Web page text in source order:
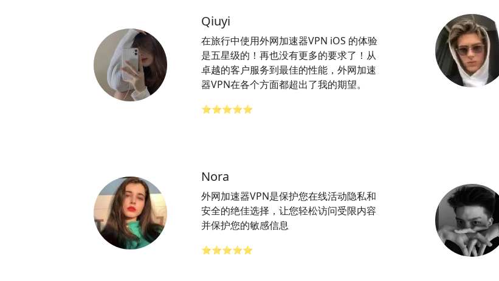
Qiuyi
在旅行中使用外网加速器VPN iOS 的体验
是五星级的！再也没有更多的要求了！从
卓越的客户服务到最佳的性能，外网加速
器VPN在各个方面都超出了我的期望。
⭐⭐⭐⭐⭐
Nora
外网加速器VPN是保护您在线活动隐私和
安全的绝佳选择，让您轻松访问受限内容
并保护您的敏感信息
⭐⭐⭐⭐⭐